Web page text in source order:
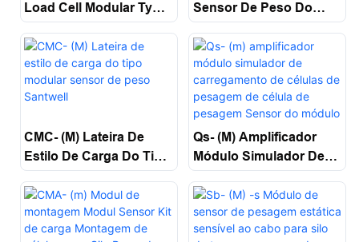
Load Cell Modular Typr
Weight Sensor Santwell
Sensor De Peso Do
Tipo De Célula De
Carga De Carga
Santwell
CMC- (M) Lateira De
Estilo De Carga Do Tipo
Modular Sensor De
Peso Santwell
Qs- (m) Amplificador
Módulo Simulador De
Carregamento De
Células De Pesagem De
Célula De Pesagem
Sensor Do Módulo